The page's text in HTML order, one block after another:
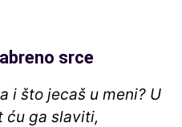
srce
i što jecaš u meni? U
ću ga slaviti,